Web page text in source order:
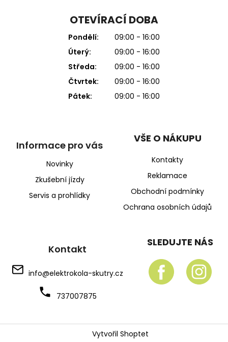
OTEVÍRACÍ DOBA
Pondělí:
09:00 - 16:00
Úterý:
09:00 - 16:00
Středa:
09:00 - 16:00
Čtvrtek:
09:00 - 16:00
Pátek:
09:00 - 16:00
Informace pro vás
Novinky
Zkušební jízdy
Servis a prohlídky
VŠE O NÁKUPU
Kontakty
Reklamace
Obchodní podmínky
Ochrana osobních údajů
Kontakt
info@elektrokola-skutry.cz
737007875
SLEDUJTE NÁS
Vytvořil Shoptet